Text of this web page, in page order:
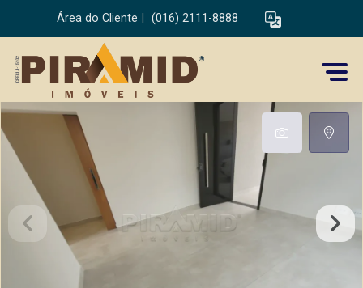
Área do Cliente (016) 2111-8888